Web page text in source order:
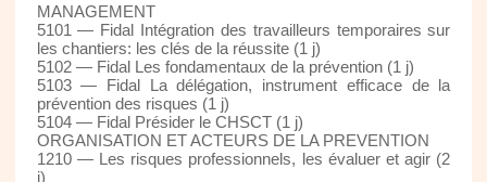
MANAGEMENT
5101 — Fidal Intégration des travailleurs temporaires sur
les chantiers: les clés de la réussite (1 j)
5102 — Fidal Les fondamentaux de la prévention (1 j)
5103 — Fidal La délégation, instrument efficace de la
prévention des risques (1 j)
5104 — Fidal Présider le CHSCT (1 j)
ORGANISATION ET ACTEURS DE LA PREVENTION
1210 — Les risques professionnels, les évaluer et agir (2
j)